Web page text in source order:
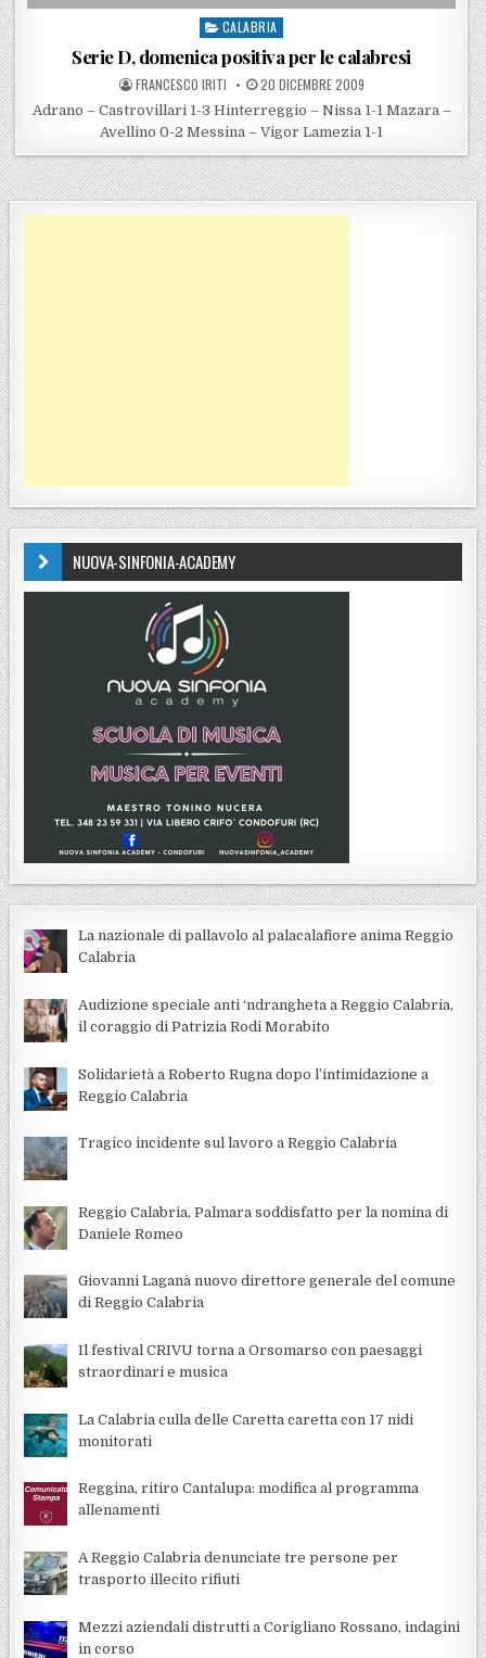
Posted in
CALABRIA
Serie D, domenica positiva per le calabresi
POSTED BY
FRANCESCO IRITI POSTED ON
20 DICEMBRE 2009
Adrano – Castrovillari 1-3 Hinterreggio – Nissa 1-1 Mazara –
Avellino 0-2 Messina – Vigor Lamezia 1-1
NUOVA-SINFONIA-ACADEMY
La nazionale di pallavolo al palacalafiore anima Reggio
Calabria
Audizione speciale anti ‘ndrangheta a Reggio Calabria,
il coraggio di Patrizia Rodi Morabito
Solidarietà a Roberto Rugna dopo l’intimidazione a
Reggio Calabria
Tragico incidente sul lavoro a Reggio Calabria
Reggio Calabria, Palmara soddisfatto per la nomina di
Daniele Romeo
Giovanni Laganà nuovo direttore generale del comune
di Reggio Calabria
Il festival CRIVU torna a Orsomarso con paesaggi
straordinari e musica
La Calabria culla delle Caretta caretta con 17 nidi
monitorati
Reggina, ritiro Cantalupa: modifica al programma
allenamenti
A Reggio Calabria denunciate tre persone per
trasporto illecito rifiuti
Mezzi aziendali distrutti a Corigliano Rossano, indagini
in corso